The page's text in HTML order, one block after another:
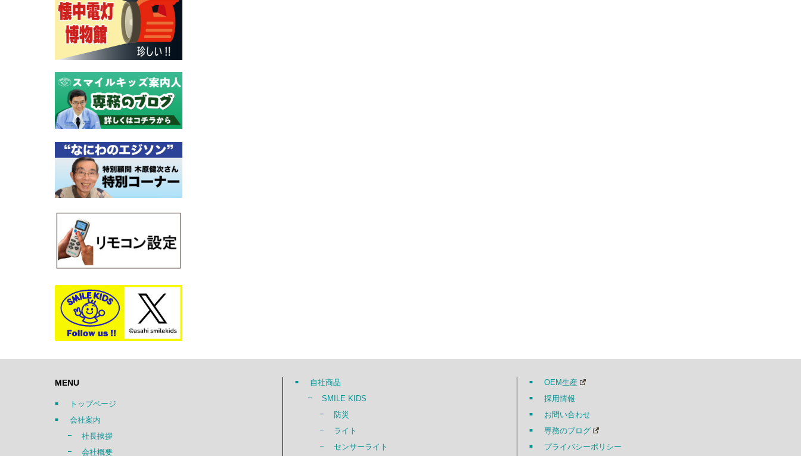
MENU
トップページ
会社案内
社長挨拶
会社概要
自社商品
SMILE KIDS
防災
ライト
センサーライト
OEM生産
採用情報
お問い合わせ
専務のブログ
プライバシーポリシー